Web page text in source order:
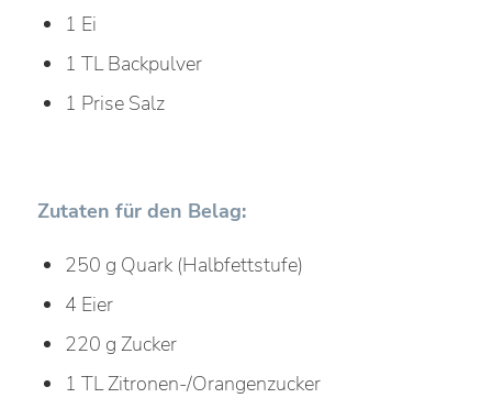
1 Ei
1 TL Backpulver
1 Prise Salz
Zutaten für den Belag:
250 g Quark (Halbfettstufe)
4 Eier
220 g Zucker
1 TL Zitronen-/Orangenzucker